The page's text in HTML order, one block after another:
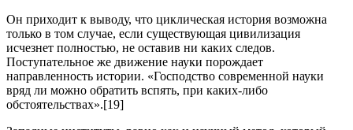
Он приходит к выводу, что циклическая история возможна
только в том случае, если существующая цивилизация
исчезнет полностью, не оставив ни каких следов.
Поступательное же движение науки порождает
направленность истории. «Господство современной науки
вряд ли можно обратить вспять, при каких-либо
обстоятельствах».[19]